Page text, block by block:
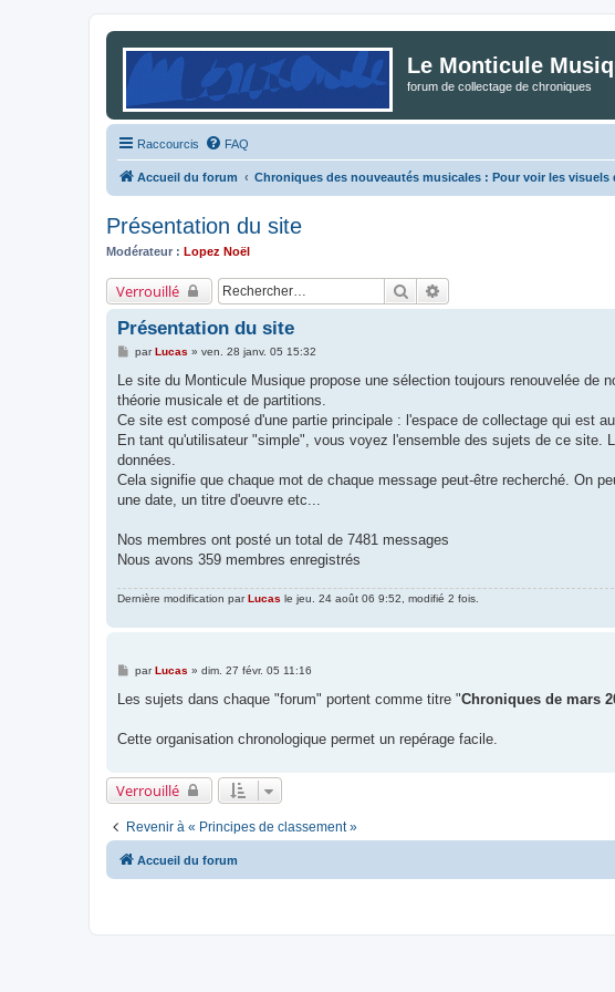
Le Monticule
forum de collectage de chroniques
Raccourcis FAQ
Accueil du forum Chroniques des nouveautés musicales : Pour voir les
Présentation du site
Modérateur : Lopez Noël
Verrouillé Rechercher
Présentation du site
M
s
a
g
parLucas » ven. 28 janv. 05 15:32
Le site du Monticule Musique propose une sélection toujours renouvelée de
théorie musicale et de partitions.
Ce site est composé d'une partie principale : l'espace de collectage qui est
En tant qu'utilisateur "simple", vous voyez l'ensemble des sujets de ce site.
données.
Cela signifie que chaque mot de chaque message peut-être recherché. On
une date, un titre d'oeuvre etc...
Nos membres ont posté un total de 7481 messages
Nous avons 359 membres enregistrés
Dernière modification parLucas le jeu. 24 août 06 9:52, modifié 2 fois.
M
s
g
parLucas » dim. 27 févr. 05 11:16
Les sujets dans chaque "forum" portent comme titre "Chroniques de mars
Cette organisation chronologique permet un repérage facile.
Verrouillé
Revenir à « Principes de classement »
Accueil du forum